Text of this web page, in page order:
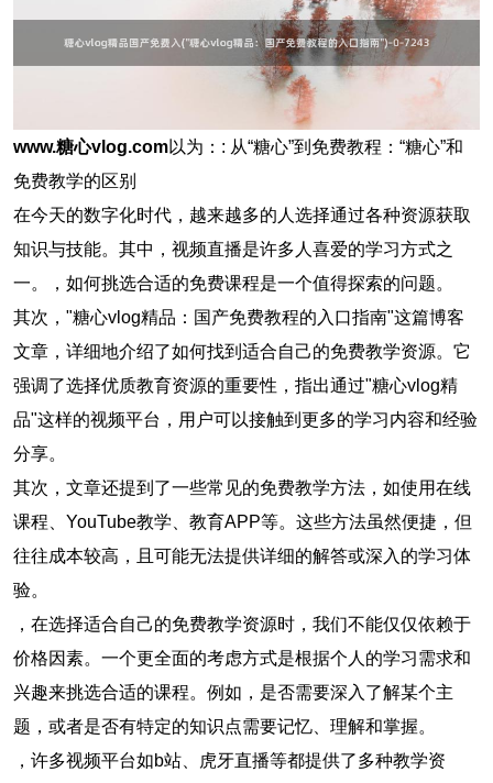
www.糖心vlog.com以为：: 从“糖心”到免费教程：“糖心”和
免费教学的区别
在今天的数字化时代，越来越多的人选择通过各种资源获取
知识与技能。其中，视频直播是许多人喜爱的学习方式之
一。，如何挑选合适的免费课程是一个值得探索的问题。
其次，"糖心vlog精品：国产免费教程的入口指南"这篇博客
文章，详细地介绍了如何找到适合自己的免费教学资源。它
强调了选择优质教育资源的重要性，指出通过"糖心vlog精
品"这样的视频平台，用户可以接触到更多的学习内容和经验
分享。
其次，文章还提到了一些常见的免费教学方法，如使用在线
课程、YouTube教学、教育APP等。这些方法虽然便捷，但
往往成本较高，且可能无法提供详细的解答或深入的学习体
验。
，在选择适合自己的免费教学资源时，我们不能仅仅依赖于
价格因素。一个更全面的考虑方式是根据个人的学习需求和
兴趣来挑选合适的课程。例如，是否需要深入了解某个主
题，或者是否有特定的知识点需要记忆、理解和掌握。
，许多视频平台如b站、虎牙直播等都提供了多种教学资